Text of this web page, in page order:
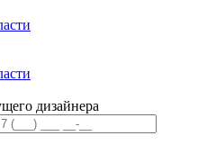
дизайнера